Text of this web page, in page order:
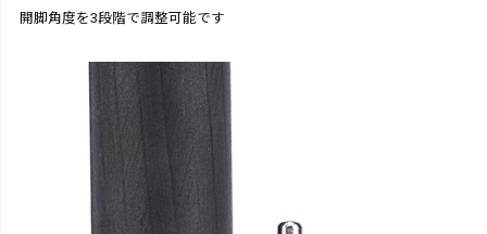
開脚角度を3段階で調整可能です